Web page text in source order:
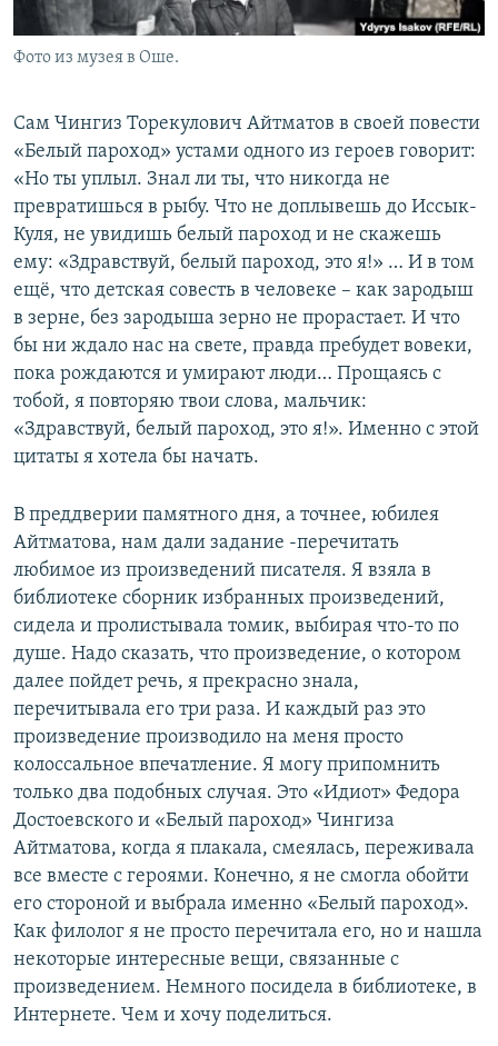
Фото из музея в Оше.
Сам Чингиз Торекулович Айтматов в своей повести
«Белый пароход» устами одного из героев говорит:
«Но ты уплыл. Знал ли ты, что никогда не
превратишься в рыбу. Что не доплывешь до Иссык-
Куля, не увидишь белый пароход и не скажешь
ему: «Здравствуй, белый пароход, это я!» … И в том
ещё, что детская совесть в человеке – как зародыш
в зерне, без зародыша зерно не прорастает. И что
бы ни ждало нас на свете, правда пребудет вовеки,
пока рождаются и умирают люди… Прощаясь с
тобой, я повторяю твои слова, мальчик:
«Здравствуй, белый пароход, это я!». Именно с этой
цитаты я хотела бы начать.
В преддверии памятного дня, а точнее, юбилея
Айтматова, нам дали задание -перечитать
любимое из произведений писателя. Я взяла в
библиотеке сборник избранных произведений,
сидела и пролистывала томик, выбирая что-то по
душе. Надо сказать, что произведение, о котором
далее пойдет речь, я прекрасно знала,
перечитывала его три раза. И каждый раз это
произведение производило на меня просто
колоссальное впечатление. Я могу припомнить
только два подобных случая. Это «Идиот» Федора
Достоевского и «Белый пароход» Чингиза
Айтматова, когда я плакала, смеялась, переживала
все вместе с героями. Конечно, я не смогла обойти
его стороной и выбрала именно «Белый пароход».
Как филолог я не просто перечитала его, но и нашла
некоторые интересные вещи, связанные с
произведением. Немного посидела в библиотеке, в
Интернете. Чем и хочу поделиться.